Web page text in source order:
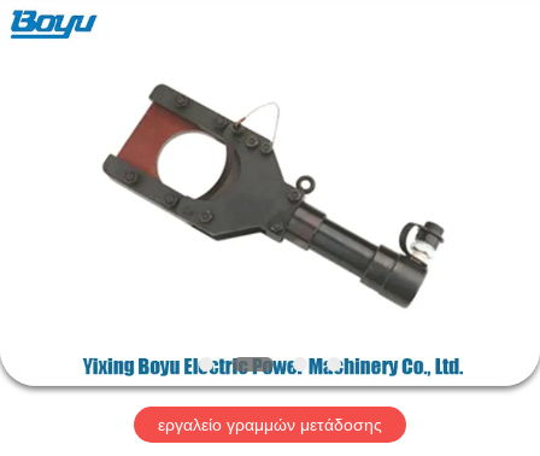
ΠΡΟΪΌΝΤΑ
ΓΎΡΟΣ
ΕΡΓΟΣΤΑΣΊΩΝ
2026
Yixing
Boyu
εργαλείο γραμμών μετάδοσης